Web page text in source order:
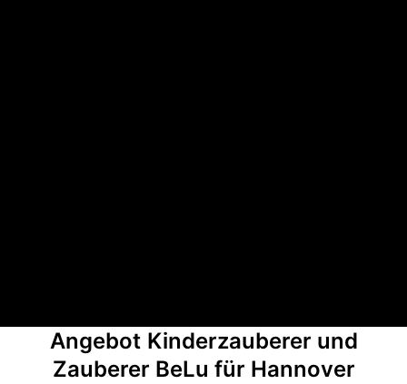
Angebot Kinderzauberer und
Zauberer BeLu für Hannover